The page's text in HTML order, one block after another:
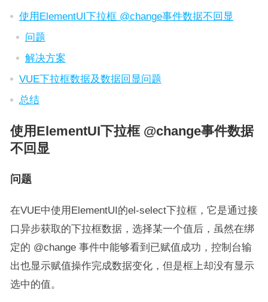
使用ElementUI下拉框 @change事件数据不回显
问题
解决方案
VUE下拉框数据及数据回显问题
总结
使用ElementUI下拉框 @change事件数据
不回显
问题
在VUE中使用ElementUI的el-select下拉框，它是通过接
口异步获取的下拉框数据，选择某一个值后，虽然在绑
定的 @change 事件中能够看到已赋值成功，控制台输
出也显示赋值操作完成数据变化，但是框上却没有显示
选中的值。